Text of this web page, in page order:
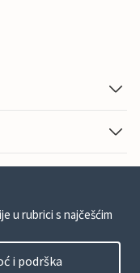
u rubrici s najčešćim
i podrška